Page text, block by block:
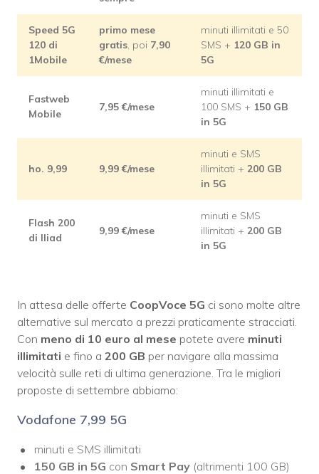
Speed 5G
120 di
1Mobile
primo mese
gratis, poi 7,90
€/mese
minuti illimitati e 50
SMS + 120 GB in
5G
Fastweb
Mobile
7,95 €/mese
minuti illimitati e
100 SMS + 150 GB
in 5G
ho. 9,99 9,99 €/mese
minuti e SMS
illimitati + 200 GB
in 5G
Flash 200
di Iliad
9,99€/mese
minuti e SMS
illimitati + 200 GB
in 5G
In attesa delle offerte CoopVoce 5G ci sono molte altre
alternative sul mercato a prezzi praticamente stracciati.
Con meno di 10 euro al mese potete avere minuti
illimitati e fino a 200 GB per navigare alla massima
velocità sulle reti di ultima generazione. Tra le migliori
proposte di settembre abbiamo:
Vodafone 7,99 5G
minuti e SMS illimitati
150 GB in 5G con Smart Pay (altrimenti 100 GB)